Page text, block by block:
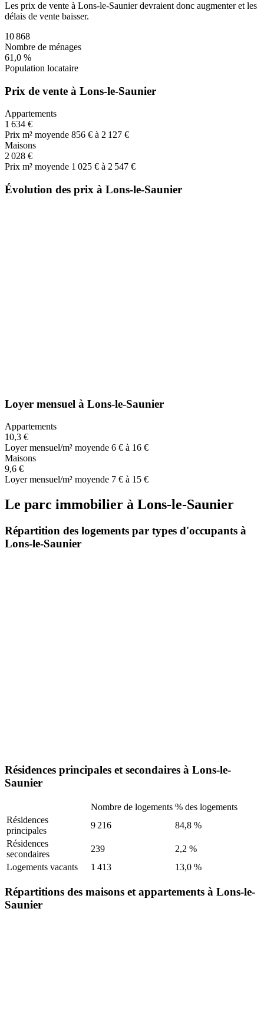
Les prix de vente à Lons-le-Saunierdevraient donc augmenteret les
délais de vente baisser.
10 868
Nombre de ménages
61,0 %
Population locataire
Prix de vente à Lons-le-Saunier
Appartements
1 634 €
Prix m² moyende 856 € à 2 127 €
Maisons
2 028 €
Prix m² moyende 1 025 € à 2 547 €
Évolution des prix à Lons-le-Saunier
Loyer mensuel à Lons-le-Saunier
Appartements
10,3 €
Loyer mensuel/m² moyende 6 € à 16 €
Maisons
9,6 €
Loyer mensuel/m² moyende 7 € à 15 €
Le parc immobilier à Lons-le-Saunier
Répartition des logements par types d'occupants à
Lons-le-Saunier
Résidences principales et secondaires à Lons-le-
Saunier
Nombre de logements % des logements
Résidences
principales
9 216
84,8 %
Résidences
secondaires
239
2,2 %
Logements vacants
1 413 13,0 %
Répartitions des maisons et appartements à Lons-le-
Saunier